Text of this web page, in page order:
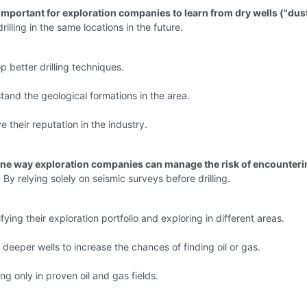
for exploration companies to learn from dry wells
in the same locations in the future.
better drilling techniques.
the geological formations in the area.
their reputation in the industry.
way exploration companies can manage the risk of
relying solely on seismic surveys before drilling.
their exploration portfolio and exploring in different areas.
wells to increase the chances of finding oil or gas.
only in proven oil and gas fields.